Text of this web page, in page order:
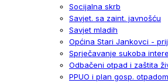
Socijalna skrb
Savjet. sa zaint. javnošću
Savjet mladih
Općina Stari Jankovci -
Sprječavanje sukoba
Odbačeni otpad i zaštita
PPUO i plan gosp. otpadom